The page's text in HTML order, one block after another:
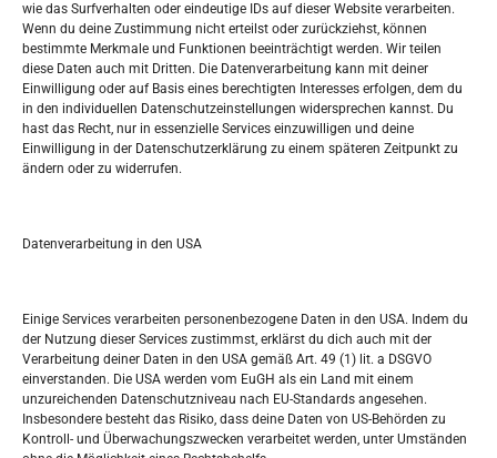
wie das Surfverhalten oder eindeutige IDs auf dieser Website verarbeiten.
Wenn du deine Zustimmung nicht erteilst oder zurückziehst, können
bestimmte Merkmale und Funktionen beeinträchtigt werden. Wir teilen
diese Daten auch mit Dritten. Die Datenverarbeitung kann mit deiner
Einwilligung oder auf Basis eines berechtigten Interesses erfolgen, dem du
in den individuellen Datenschutzeinstellungen widersprechen kannst. Du
hast das Recht, nur in essenzielle Services einzuwilligen und deine
Einwilligung in der Datenschutzerklärung zu einem späteren Zeitpunkt zu
ändern oder zu widerrufen.
Datenverarbeitung in den USA
Einige Services verarbeiten personenbezogene Daten in den USA. Indem du
der Nutzung dieser Services zustimmst, erklärst du dich auch mit der
Verarbeitung deiner Daten in den USA gemäß Art. 49 (1) lit. a DSGVO
einverstanden. Die USA werden vom EuGH als ein Land mit einem
unzureichenden Datenschutzniveau nach EU-Standards angesehen.
Insbesondere besteht das Risiko, dass deine Daten von US-Behörden zu
Kontroll- und Überwachungszwecken verarbeitet werden, unter Umständen
Tko je “Idemo u Svijet – Njemačka?
Pretražite stranicu:
S
e
h
M D M D F S S
1
3 4 5 6 7 8
10 11 12 13 14 15 16